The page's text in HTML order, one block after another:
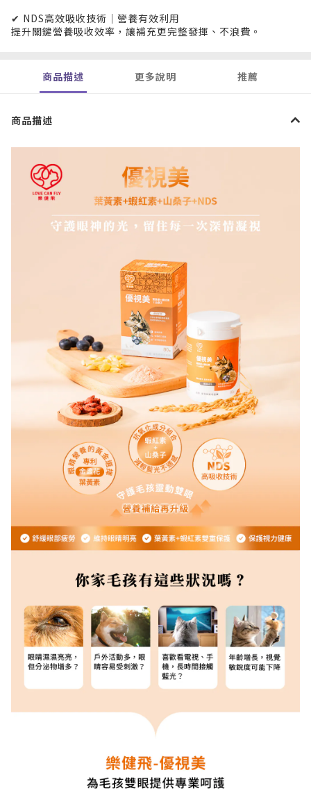
✔ NDS高效吸收技術｜營養有效利用
提升關鍵營養吸收效率，讓補充更完整發揮、不浪費。
商品描述 更多說明 推薦
商品描述